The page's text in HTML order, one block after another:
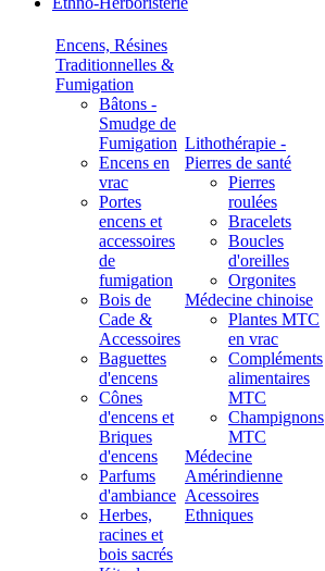
Encens, Résines
Traditionnelles &
Fumigation
Bâtons -
Smudge de
Fumigation
Encens en
vrac
Portes
encens et
accessoires
de
fumigation
Bois de
Cade &
Accessoires
Baguettes
d'encens
Cônes
d'encens et
Briques
d'encens
Parfums
d'ambiance
Herbes,
racines et
bois sacrés
Lithothérapie -
Pierres de santé
Pierres
roulées
Bracelets
Boucles
d'oreilles
Orgonites
Médecine chinoise
Plantes MTC
en vrac
Compléments
alimentaires
MTC
Champignons
MTC
Médecine
Amérindienne
Acessoires
Ethniques